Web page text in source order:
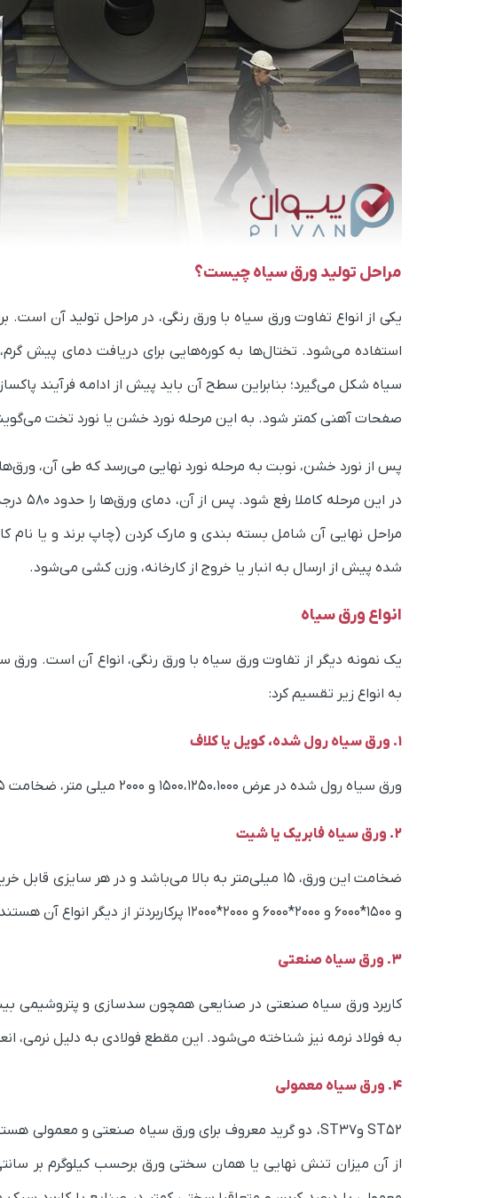
مراحل تولید ورق سیاه چیست؟
یکی از انواع تفاوت ورق سیاه با ورق رنگی، در مراحل تولید آن است.
استفاده می‌شود. تختال‌ها به کوره‌هایی برای دریافت دمای پیش
سیاه شکل می‌گیرد؛ بنابراین سطح آن باید پیش از ادامه فرآیند
صفحات آهنی کمتر شود. به این مرحله نورد خشن یا نورد تخت
پس از نورد خشن، نوبت به مرحله نورد نهایی می‌رسد که طی آن،
در
مراحل نهایی آن شامل بسته بندی و مارک کردن (چاپ برند و یا نام
شده پیش از ارسال به انبار یا خروج از کارخانه، وزن کشی می‌شود.
انواع ورق سیاه
یک نمونه دیگر از تفاوت ورق سیاه با ورق رنگی، انواع آن است.
به انواع زیر تقسیم کرد:
1. ورق سیاه رول شده، کویل یا کلاف
ورق سیاه رول شده در عرض 1500،1250،1000 و 2000 میلی متر، ضخامت 1.5 الی 15 میلیمتر و در طول نامحدود تولید می‌شود.
2. ورق سیاه فابریک یا شیت
و ۱۵۰۰*۶۰۰۰ و ۲۰۰۰*۶۰۰۰ و ۲۰۰۰*۱۲۰۰۰ پرکاربرد‌تر از دیگر انواع آن هستند.
3. ورق سیاه صنعتی
کاربرد ورق سیاه صنعتی در صنایعی همچون سدسازی و پتروشیمی
به فولاد نرمه نیز شناخته می‌شود. این مقطع فولادی به دلیل نرمی،
4. ورق سیاه معمولی